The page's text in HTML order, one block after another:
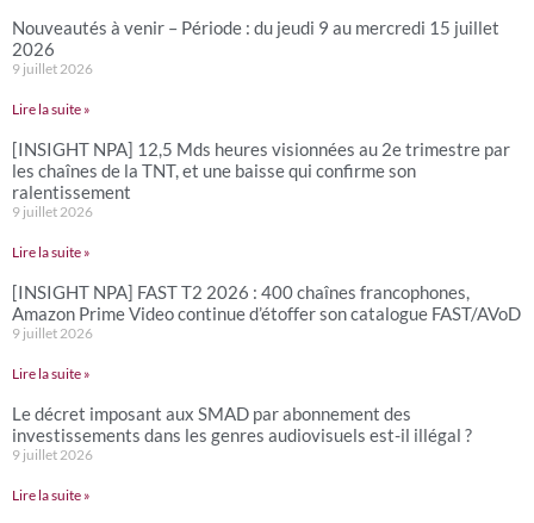
Nouveautés à venir – Période : du jeudi 9 au mercredi 15 juillet
2026
9 juillet 2026
Lire la suite »
[INSIGHT NPA] 12,5 Mds heures visionnées au 2e trimestre par
les chaînes de la TNT, et une baisse qui confirme son
ralentissement
9 juillet 2026
Lire la suite »
[INSIGHT NPA] FAST T2 2026 : 400 chaînes francophones,
Amazon Prime Video continue d’étoffer son catalogue FAST/AVoD
9 juillet 2026
Lire la suite »
Le décret imposant aux SMAD par abonnement des
investissements dans les genres audiovisuels est-il illégal ?
9 juillet 2026
Lire la suite »